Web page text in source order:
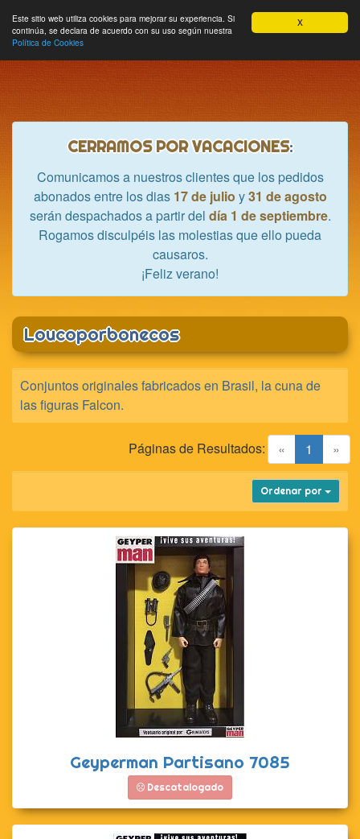
X
Este sitio web utiliza cookies para mejorar su experiencia. Si
continúa, se declara de acuerdo con su uso según nuestra
Política de Cookies
Hobbycrash Mi cuenta
CERRAMOS POR VACACIONES:
Comunicamos a nuestros clientes que los pedidos
abonados entre los dias 17 de julio y31 de agosto
serán despachados a partir del día 1 de septiembre.
Rogamos disculpéis las molestias que ello pueda
causaros.
¡Feliz verano!
Loucoporbonecos
Conjuntos originales fabricados en Brasil, la cuna de
las figuras Falcon.
« 1 (current)
»
Páginas de Resultados:
Ordenar por
Geyperman Partisano 7085
Descatalogado